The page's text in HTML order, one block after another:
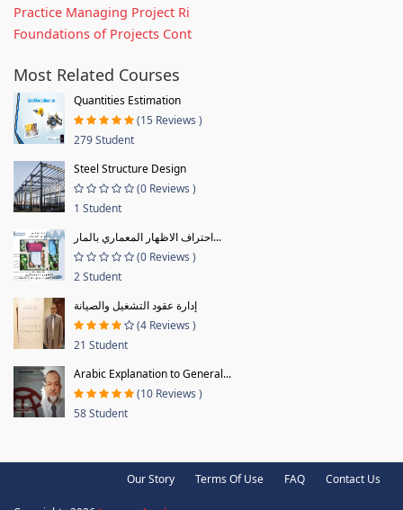
Practice Managing Project Ri
Foundations of Projects Cont
Most Related Courses
Quantities Estimation
(15 Reviews )
279 Student
Steel Structure Design
(0 Reviews )
1 Student
احتراف الاظهار المعماري بالمار...
(0 Reviews )
2 Student
إدارة عقود التشغيل والصيانة
(4 Reviews )
21 Student
Arabic Explanation to General...
(10 Reviews )
58 Student
Our Story Terms Of Use FAQ Contact Us